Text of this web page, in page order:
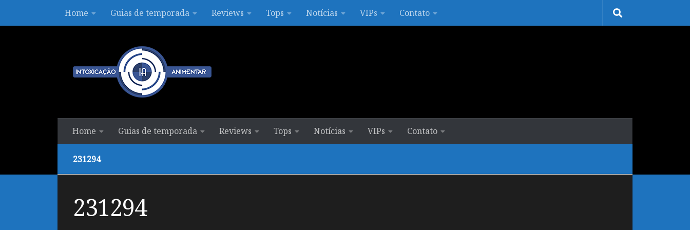
Skip to contentHome Guias de temporada Reviews Tops Notícias VIPs Contato
Home Guias de temporada Reviews Tops Notícias VIPs Contato
231294
231294